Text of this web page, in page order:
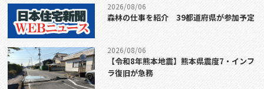
2026/08/06
森林の仕事を紹介 39都道府県が参加予定
2026/08/06
【令和8年熊本地震】熊本県震度7・インフ
ラ復旧が急務